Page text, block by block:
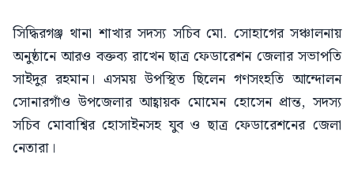
সিদ্ধিরগঞ্জ থানা শাখার সদস্য সচিব মো. সোহাগের সঞ্চালনায়
অনুষ্ঠানে আরও বক্তব্য রাখেন ছাত্র ফেডারেশন জেলার সভাপতি
সাইদুর রহমান। এসময় উপস্থিত ছিলেন গণসংহতি আন্দোলন
সোনারগাঁও উপজেলার আহ্বায়ক মোমেন হোসেন প্রান্ত, সদস্য
সচিব মোবাশ্বির হোসাইনসহ যুব ও ছাত্র ফেডারেশনের জেলা
নেতারা।